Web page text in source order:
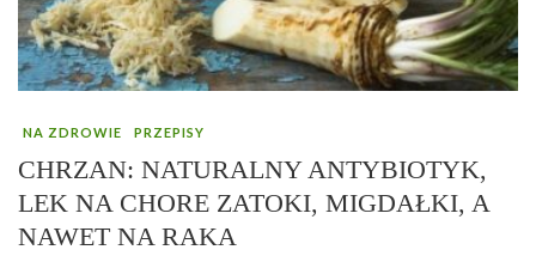
NA ZDROWIE PRZEPISY
CHRZAN: NATURALNY ANTYBIOTYK,
LEK NA CHORE ZATOKI, MIGDAŁKI, A
NAWET NA RAKA